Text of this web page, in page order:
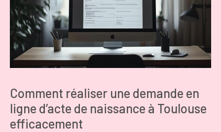
Comment réaliser une demande en
ligne d’acte de naissance à Toulouse
efficacement